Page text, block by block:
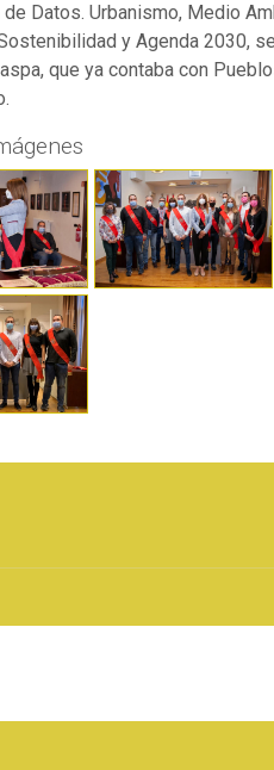
Datos. Urbanismo, Medio
y Agenda 2030,
que ya contaba con